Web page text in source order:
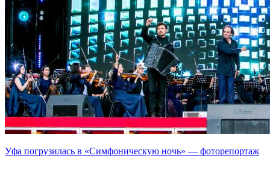
Уфа погрузилась в «Симфоническую ночь» — фоторепортаж